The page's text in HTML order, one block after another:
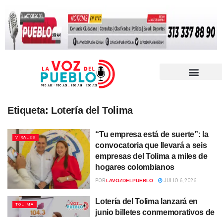
Etiqueta: Lotería del Tolima
VIRALES
“Tu empresa está de suerte”: la
convocatoria que llevará a seis
empresas del Tolima a miles de
hogares colombianos
PORLAVOZDELPUEBLO JULIO 6, 2026
TOLIMA
Lotería del Tolima lanzará en
junio billetes conmemorativos de